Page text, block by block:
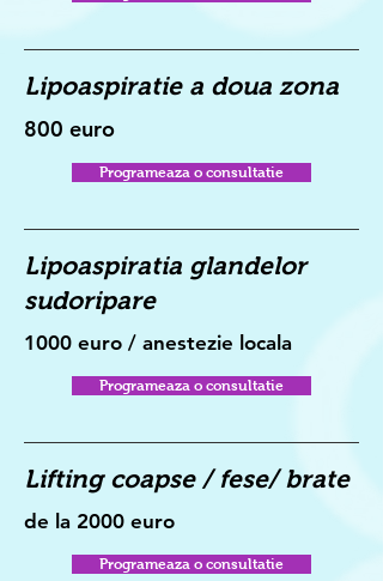
Lipoaspiratie a doua zona
800 euro
Programeaza o consultatie
Lipoaspiratia glandelor
sudoripare
1000 euro / anestezie locala
Programeaza o consultatie
Lifting coapse / fese/ brate
de la 2000 euro
Programeaza o consultatie